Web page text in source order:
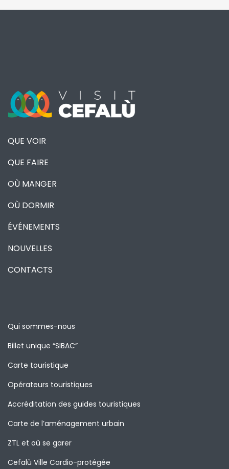
QUE VOIR
QUE FAIRE
OÙ MANGER
OÙ DORMIR
ÉVÉNEMENTS
NOUVELLES
CONTACTS
Qui sommes-nous
Billet unique “SIBAC”
Carte touristique
Opérateurs touristiques
Accréditation des guides touristiques
Carte de l’aménagement urbain
ZTL et où se garer
Cefalù Ville Cardio-protégée